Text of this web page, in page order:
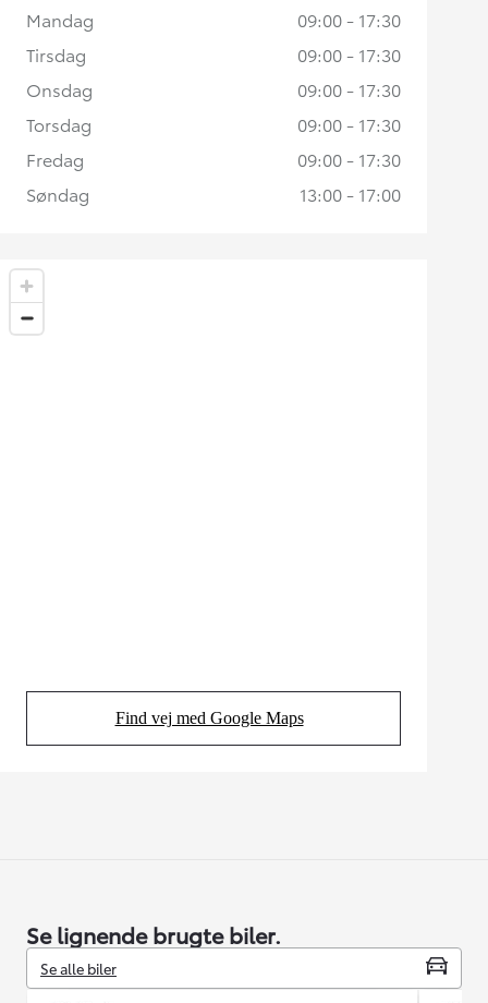
Find vej med Google Maps
(Opens in new tab)
Mandag
09:00 - 17:30
Tirsdag
09:00 - 17:30
Onsdag
09:00 - 17:30
Torsdag
09:00 - 17:30
Fredag
09:00 - 17:30
Søndag
13:00 - 17:00
Se lignende brugte biler.
Se alle biler